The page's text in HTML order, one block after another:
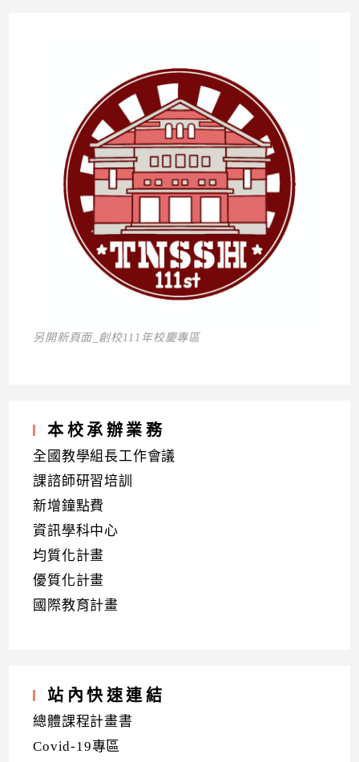
另開新頁面_創校111年校慶專區
本校承辦業務
全國教學組長工作會議
課諮師研習培訓
新增鐘點費
資訊學科中心
均質化計畫
優質化計畫
國際教育計畫
站內快速連結
總體課程計畫書
Covid-19專區